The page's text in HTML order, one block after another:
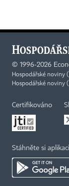
© 1996-2026
Hospodářské
Hospodářské noviny
Certifikováno
Stáhněte si